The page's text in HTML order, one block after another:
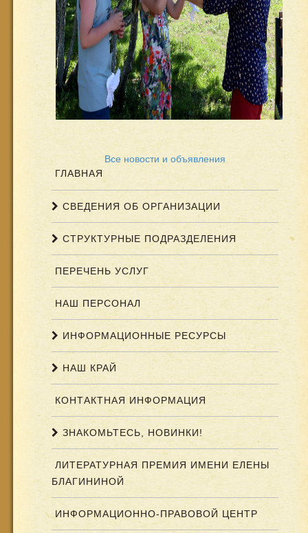
Все новости и объявления
ГЛАВНАЯ
СВЕДЕНИЯ ОБ ОРГАНИЗАЦИИ
СТРУКТУРНЫЕ ПОДРАЗДЕЛЕНИЯ
ПЕРЕЧЕНЬ УСЛУГ
НАШ ПЕРСОНАЛ
ИНФОРМАЦИОННЫЕ РЕСУРСЫ
НАШ КРАЙ
КОНТАКТНАЯ ИНФОРМАЦИЯ
ЗНАКОМЬТЕСЬ, НОВИНКИ!
ЛИТЕРАТУРНАЯ ПРЕМИЯ ИМЕНИ ЕЛЕНЫ
БЛАГИНИНОЙ
ИНФОРМАЦИОННО-ПРАВОВОЙ ЦЕНТР